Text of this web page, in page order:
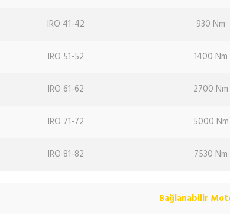
IRO 41-42 930 Nm
IRO 51-52 1400 Nm
IRO 61-62 2700 Nm
IRO 71-72 5000 Nm
IRO 81-82 7530 Nm
Bağlanabilir